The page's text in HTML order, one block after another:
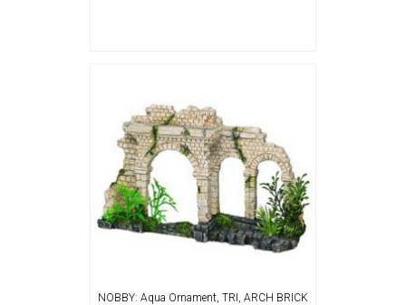
NOBBY: Aqua Ornament, TRI, ARCH BRICK